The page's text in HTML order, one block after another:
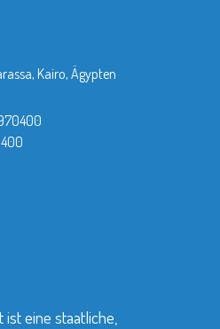
Kairo, Ägypten
eine staatliche,